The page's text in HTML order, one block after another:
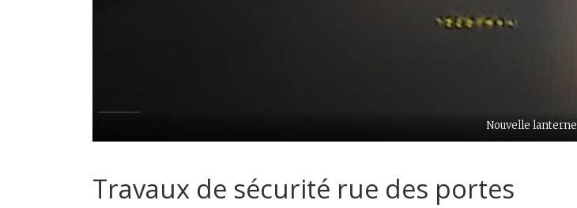
Nouvelle lanterne
Travaux de sécurité rue des portes